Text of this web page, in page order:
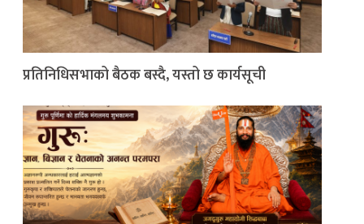
प्रतिनिधिसभाको बैठक बस्दै, यस्तो छ कार्यसूची